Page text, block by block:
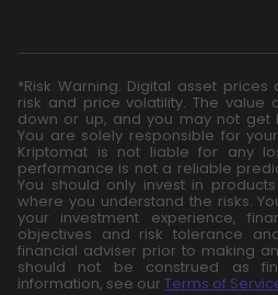
*Risk Warning: Digital asset
risk and price volatility. The value
down or up, and you may not get
You are solely responsible for
Kriptomat is not liable for any
performance is not a reliable
You should only invest in
where you understand the risks.
your investment experience,
objectives and risk tolerance
financial adviser prior to making
should not be construed as
information, see our Terms of